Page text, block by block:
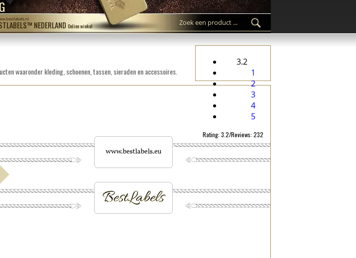
NEDERLAND Online winkel
waaronder kleding, schoenen, tassen, sieraden en accessoires.
3.2
1
2
3
4
5
Rating: 3.2/Reviews: 232